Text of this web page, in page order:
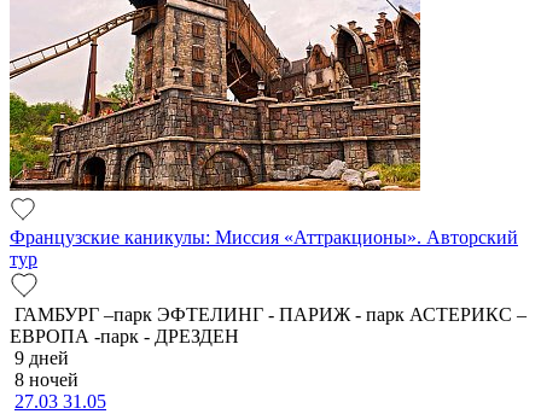
Французские каникулы: Миссия «Аттракционы». Авторский
тур
ГАМБУРГ –парк ЭФТЕЛИНГ - ПАРИЖ - парк АСТЕРИКС –
ЕВРОПА -парк - ДРЕЗДЕН
9 дней
8 ночей
27.03 31.05